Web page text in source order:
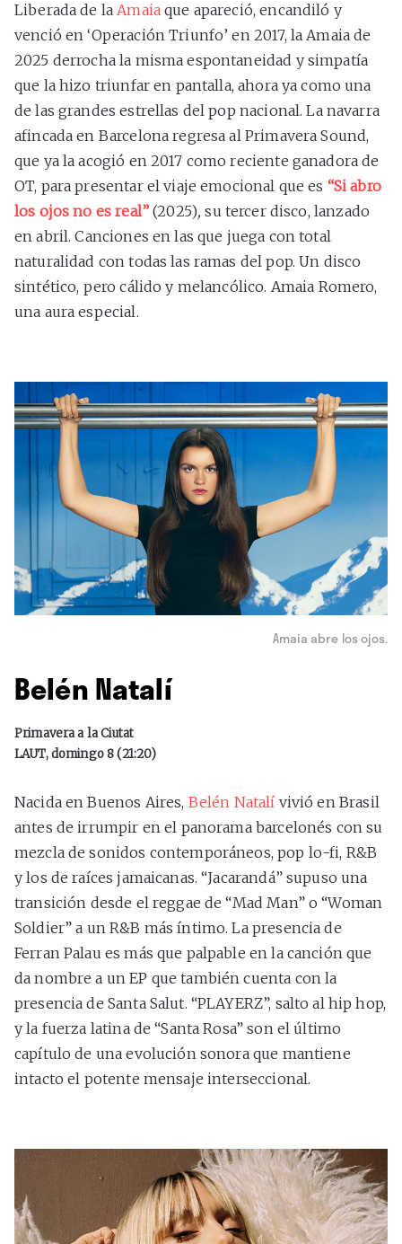
Liberada de laAmaia que apareció, encandiló y
venció en ‘Operación Triunfo’ en 2017, la Amaia de
2025 derrocha la misma espontaneidad y simpatía
que la hizo triunfar en pantalla, ahora ya como una
de las grandes estrellas del pop nacional. La navarra
afincada en Barcelona regresa al Primavera Sound,
que ya la acogió en 2017 como reciente ganadora de
OT, para presentar el viaje emocional que es “Si abro
los ojos no es real” (2025),su tercer disco, lanzado
en abril. Canciones en las que juega con total
naturalidad con todas las ramas del pop. Un disco
sintético, pero cálido y melancólico. Amaia Romero,
una aura especial.
Amaia abre los ojos.
Belén Natalí
Primavera a la Ciutat
LAUT, domingo 8 (21:20)
Nacida en Buenos Aires, Belén Natalí vivió en Brasil
antes de irrumpir en el panorama barcelonés con su
mezcla de sonidos contemporáneos, pop lo-fi, R&B
y los de raíces jamaicanas. “Jacarandá” supuso una
transición desde el reggae de “Mad Man” o “Woman
Soldier” a un R&B más íntimo. La presencia de
Ferran Palau es más que palpable en la canción que
da nombre a un EP que también cuenta con la
presencia de Santa Salut. “PLAYERZ”, salto al hip hop,
y la fuerza latina de “Santa Rosa” son el último
capítulo de una evolución sonora que mantiene
intacto el potente mensaje interseccional.